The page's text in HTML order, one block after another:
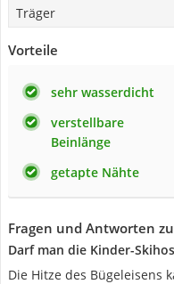
Träger
Vorteile
sehr wasserdicht
verstellbare
Beinlänge
getapte Nähte
Fragen und Antworten zu
Darf man die Kinder-
Die Hitze des Bügeleisens